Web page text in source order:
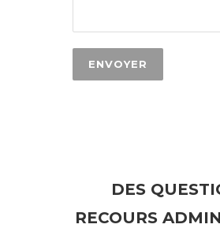
DES
RECOURS